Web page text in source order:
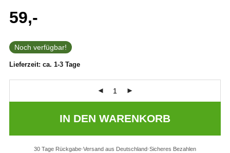
5.00von 5,
basierend auf
Kundenbewertung
59,-
Noch verfügbar!
Lieferzeit: ca. 1-3 Tage
IN DEN WARENKORB
30 Tage Rückgabe Versand aus Deutschland Sicheres Bezahlen